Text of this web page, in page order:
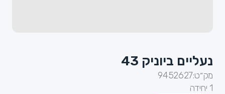
נעליים ביוניק 43
מק״ט:9452627
1 יחידה